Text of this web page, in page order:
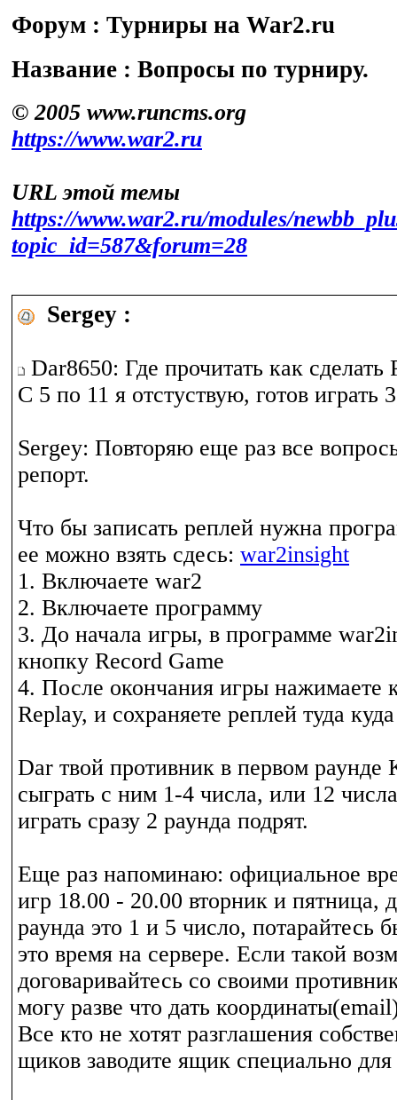
Форум : Турниры на War2.ru
Название : Вопросы по турниру.
© 2005 www.runcms.org
https://www.war2.ru
URL этой темы
https://www.war2.ru/modules/
topic_id=587&forum=28
Sergey :
Dar8650: Где прочитать как
С 5 по 11 я отстуствую, готов играть
Sergey: Повторяю еще раз все
репорт.
Что бы записать реплей нужна
ее можно взять сдесь: war2insight
1. Включаете war2
2. Включаете программу
3. До начала игры, в программе
кнопку Record Game
4. После окончания игры нажимаете
Replay, и сохраняете реплей туда
Dar твой противник в первом раунде
сыграть с ним 1-4 числа, или 12
играть сразу 2 раунда подрят.
Еще раз напоминаю: официальное
игр 18.00 - 20.00 вторник и пятница,
раунда это 1 и 5 число, потарайтесь
это время на сервере. Если такой
договаривайтесь со своими
могу разве что дать
Все кто не хотят разглашения
щиков заводите ящик специально